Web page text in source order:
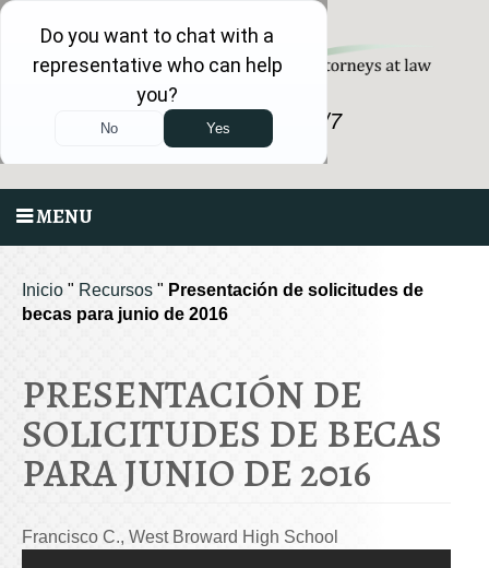
Llame GRATIS 24/7
540.318.5824
MENU
Inicio " Recursos " Presentación de solicitudes de
becas para junio de 2016
PRESENTACIÓN DE
SOLICITUDES DE BECAS
PARA JUNIO DE 2016
Francisco C., West Broward High School